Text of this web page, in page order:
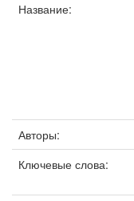
Название:
Авторы:
Ключевые слова: